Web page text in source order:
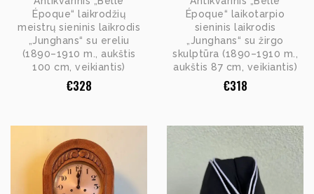
Époque“ laikrodžių
meistrų sieninis laikrodis
„Junghans“ su ereliu
(1890–1910 m., aukštis
100 cm, veikiantis)
€328
Époque“ laikotarpio
sieninis laikrodis
„Junghans“ su žirgo
skulptūra (1890–1910 m.,
aukštis 87 cm, veikiantis)
€318